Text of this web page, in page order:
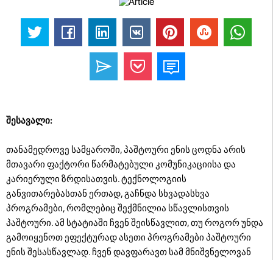
შესავალი:
თანამედროვე სამყაროში, პაშტოური ენის ცოდნა არის
მთავარი ფაქტორი წარმატებული კომუნიკაციისა და
კარიერული ზრდისათვის. ტექნოლოგიის
განვითარებასთან ერთად, გაჩნდა სხვადასხვა
პროგრამები, რომლებიც შექმნილია სწავლისთვის
პაშტოური. ამ სტატიაში ჩვენ შეისწავლით, თუ როგორ უნდა
გამოიყენოთ ეფექტურად ასეთი პროგრამები პაშტოური
ენის შესასწავლად. ჩვენ დავფარავთ სამ მნიშვნელოვან